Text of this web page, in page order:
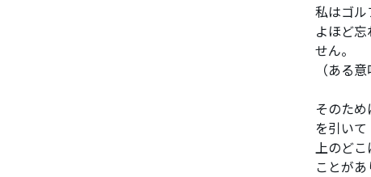
私はゴル
よほど
せん。
（ある
そのた
を引い
上のど
ことがあ